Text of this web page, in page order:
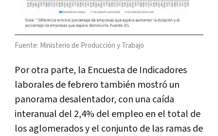
Fuente: Ministerio de Producción y Trabajo
Por otra parte, la Encuesta de Indicadores
laborales de febrero también mostró un
panorama desalentador, con una caída
interanual del 2,4% del empleo en el total de
los aglomerados y el conjunto de las ramas de